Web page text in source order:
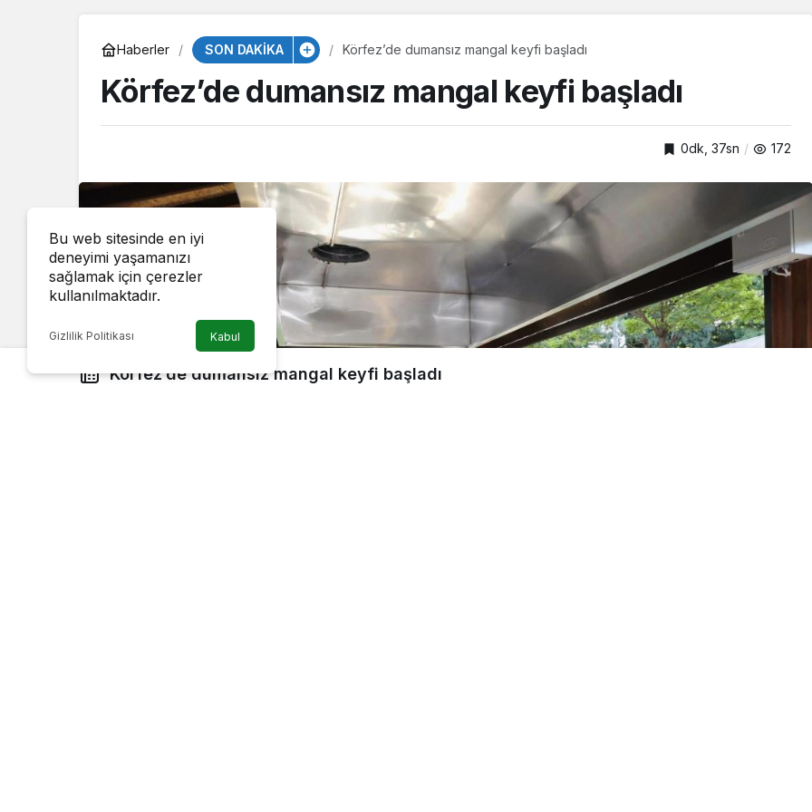
Haberler SON DAKİKA Körfez’de dumansız mangal keyfi başladı
Körfez’de dumansız mangal keyfi başladı
0dk, 37sn 172
Körfez’de dumansız mangal keyfi başladı
Bu web sitesinde en iyi
deneyimi yaşamanızı
sağlamak için çerezler
kullanılmaktadır.
Gizlilik Politikası Kabul